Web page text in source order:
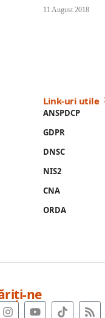
11 August 2018
Link-uri utile
ANSPDCP
GDPR
DNSC
NIS2
CNA
ORDA
ne